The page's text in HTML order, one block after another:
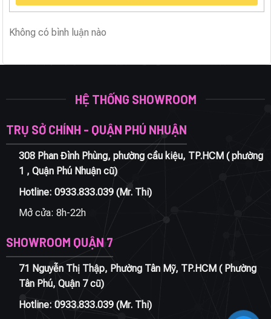
Không có bình luận nào
HỆ THỐNG SHOWROOM
TRỤ SỞ CHÍNH - QUẬN PHÚ NHUẬN
308 Phan Đình Phùng, phường cầu kiệu, TP.HCM ( phường
1 , Quận Phú Nhuận cũ)
Hotline: 0933.833.039(Mr. Thi)
Mở cửa: 8h-22h
SHOWROOM QUẬN 7
71 Nguyễn Thị Thập, Phường Tân Mỹ, TP.HCM ( Phường
Tân Phú, Quận 7 cũ)
Hotline: 0933.833.039(Mr. Thi)